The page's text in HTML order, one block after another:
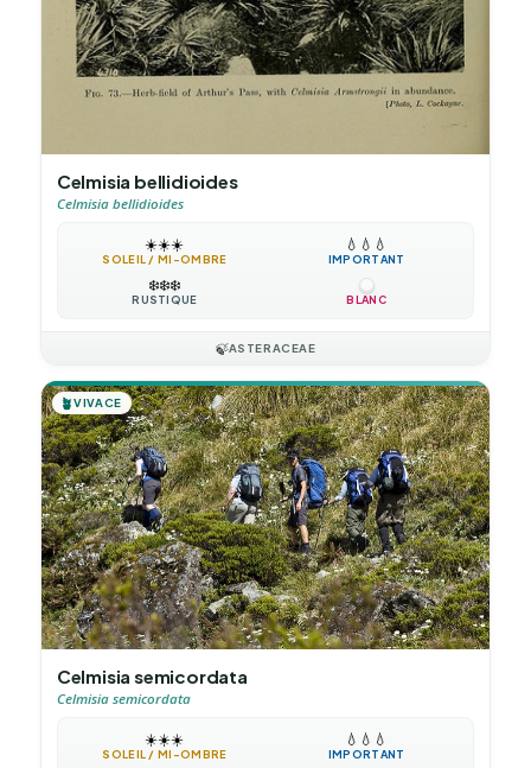
Celmisia bellidioides
Celmisia bellidioides
☀️☀️☀️
SOLEIL / MI-OMBRE
💧 💧 💧
IMPORTANT
❄️❄️❄️
RUSTIQUE BLANC
🍃ASTERACEAE
🪴VIVACE
Celmisia semicordata
Celmisia semicordata
☀️☀️☀️
SOLEIL / MI-OMBRE
💧 💧 💧
IMPORTANT